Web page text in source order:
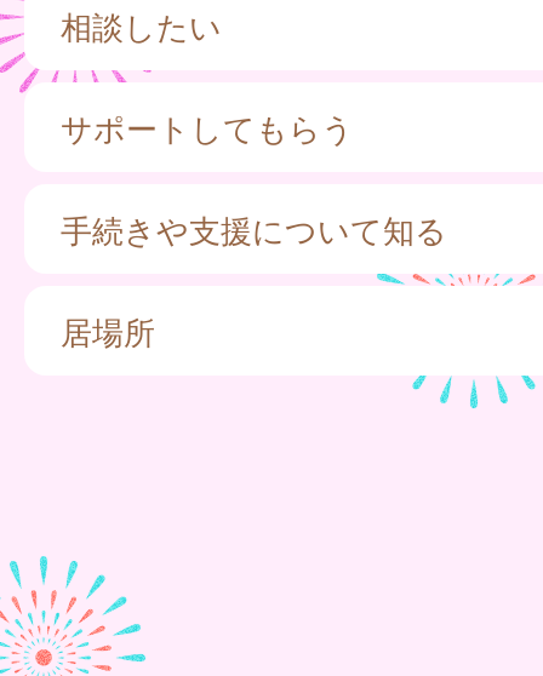
相談したい
サポートしてもらう
手続きや支援について知る
居場所